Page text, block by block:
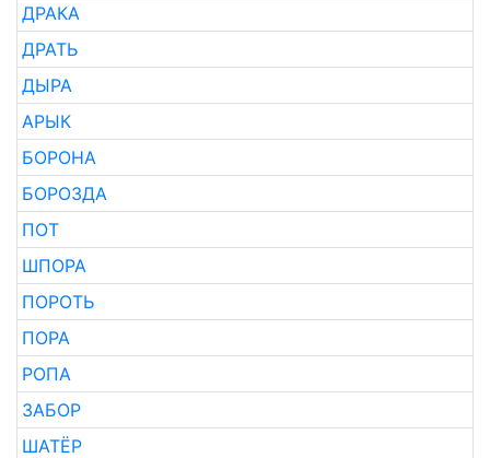
ДРАКА
ДРАТЬ
ДЫРА
АРЫК
БОРОНА
БОРОЗДА
ПОТ
ШПОРА
ПОРОТЬ
ПОРА
РОПА
ЗАБОР
ШАТЁР